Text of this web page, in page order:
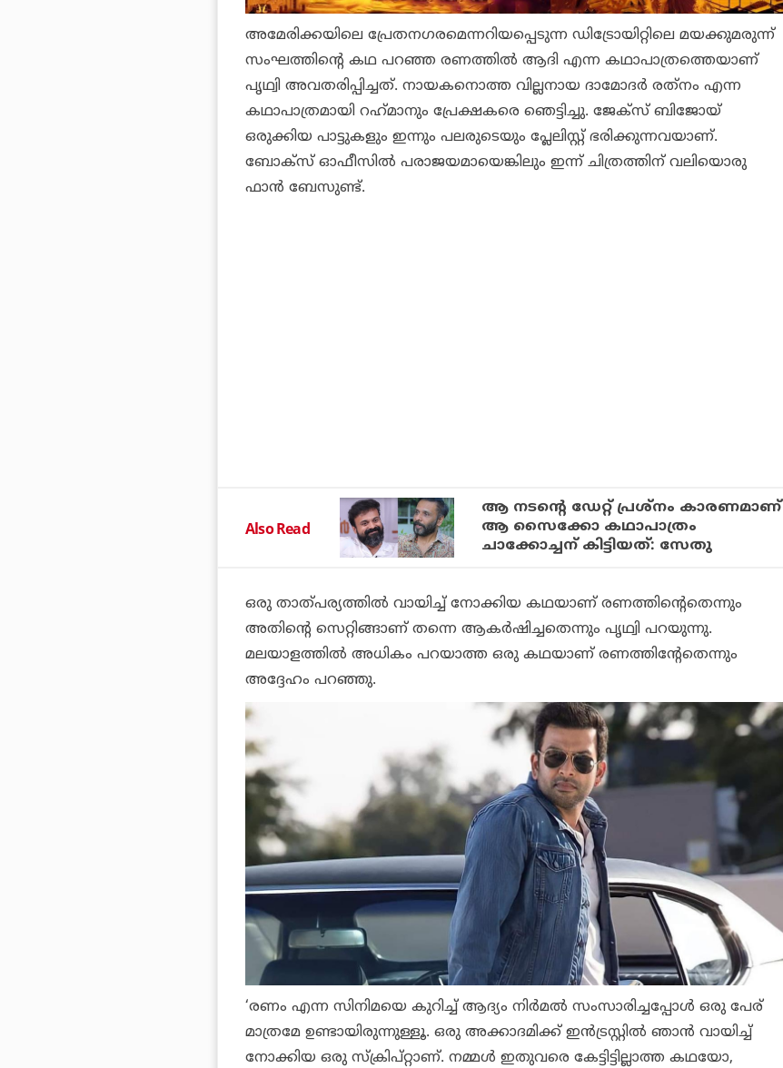
അമേരിക്കയിലെ പ്രേതനഗരമെന്നറിയപ്പെടുന്ന ഡിട്രോയിറ്റിലെ മയക്കുമരുന്ന്
സംഘത്തിന്റെ കഥ പറഞ്ഞ രണത്തില്‍ ആദി എന്ന കഥാപാത്രത്തെയാണ്
പൃഥ്വി അവതരിപ്പിച്ചത്. നായകനൊത്ത വില്ലനായ ദാമോദര്‍ രത്‌നം എന്ന
കഥാപാത്രമായി റഹ്‌മാനും പ്രേക്ഷകരെ ഞെട്ടിച്ചു. ജേക്‌സ് ബിജോയ്
ഒരുക്കിയ പാട്ടുകളും ഇന്നും പലരുടെയും പ്ലേലിസ്റ്റ് ഭരിക്കുന്നവയാണ്.
ബോക്‌സ് ഓഫീസില്‍ പരാജയമായെങ്കിലും ഇന്ന് ചിത്രത്തിന് വലിയൊരു
ഫാന്‍ ബേസുണ്ട്.
Also Read
ആ നടന്റെ ഡേറ്റ് പ്രശ്നം കാരണമാണ്
ആ സൈക്കോ കഥാപാത്രം
ചാക്കോച്ചന് കിട്ടിയത്: സേതു
ഒരു താത്പര്യത്തിൽ വായിച്ച് നോക്കിയ കഥയാണ് രണത്തിന്റെതെന്നും
അതിന്റെ സെറ്റിങ്ങാണ് തന്നെ ആകർഷിച്ചതെന്നും പൃഥ്വി പറയുന്നു.
മലയാളത്തിൽ അധികം പറയാത്ത ഒരു കഥയാണ് രണത്തിന്റേതെന്നും
അദ്ദേഹം പറഞ്ഞു.
‘രണം എന്ന സിനിമയെ കുറിച്ച് ആദ്യം നിർമൽ സംസാരിച്ചപ്പോൾ ഒരു പേര്
മാത്രമേ ഉണ്ടായിരുന്നുള്ളൂ. ഒരു അക്കാദമിക്ക് ഇൻട്രസ്റ്റിൽ ഞാൻ വായിച്ച്
നോക്കിയ ഒരു സ്ക്രിപ്റ്റാണ്. നമ്മൾ ഇതുവരെ കേട്ടിട്ടില്ലാത്ത കഥയോ,